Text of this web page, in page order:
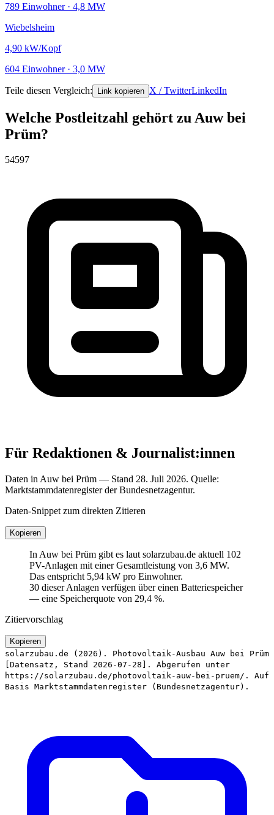
789 Einwohner · 4,8 MW
Wiebelsheim
4,90 kW/Kopf
604 Einwohner · 3,0 MW
Teile diesen Vergleich: Link kopieren X / TwitterLinkedIn
Welche Postleitzahl gehört zu Auw bei
Prüm?
54597
Für Redaktionen & Journalist:innen
Daten in Auw bei Prüm — Stand 28. Juli 2026. Quelle:
Marktstammdatenregister der Bundesnetzagentur.
Daten-Snippet zum direkten Zitieren
Kopieren
In Auw bei Prüm gibt es laut solarzubau.de aktuell 102
PV-Anlagen mit einer Gesamtleistung von 3,6 MW.
Das entspricht 5,94 kW pro Einwohner.
30 dieser Anlagen verfügen über einen Batteriespeicher
— eine Speicherquote von 29,4 %.
Zitiervorschlag
Kopieren
solarzubau.de (2026). Photovoltaik-Ausbau Auw bei Prüm
[Datensatz, Stand 2026-07-28]. Abgerufen unter
https://solarzubau.de/photovoltaik-auw-bei-pruem/. Auf
Basis Marktstammdatenregister (Bundesnetzagentur).